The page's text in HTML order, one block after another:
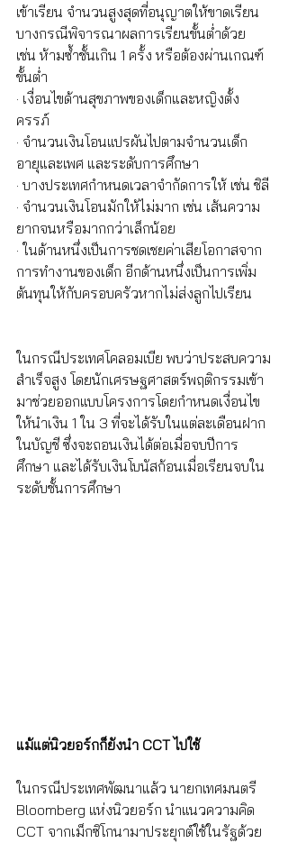
เข้าเรียน จำนวนสูงสุดที่อนุญาตให้ขาดเรียน
บางกรณีพิจารณาผลการเรียนขั้นต่ำด้วย
เช่น ห้ามซ้ำชั้นเกิน 1 ครั้ง หรือต้องผ่านเกณฑ์
ขั้นต่ำ
· เงื่อนไขด้านสุขภาพของเด็กและหญิงตั้ง
ครรภ์
· จำนวนเงินโอนแปรผันไปตามจำนวนเด็ก
อายุและเพศ และระดับการศึกษา
· บางประเทศกำหนดเวลาจำกัดการให้ เช่น ชิลี
· จำนวนเงินโอนมักให้ไม่มาก เช่น เส้นความ
ยากจนหรือมากกว่าเล็กน้อย
· ในด้านหนึ่งเป็นการชดเชยค่าเสียโอกาสจาก
การทำงานของเด็ก อีกด้านหนึ่งเป็นการเพิ่ม
ต้นทุนให้กับครอบครัวหากไม่ส่งลูกไปเรียน
ในกรณีประเทศโคลอมเบีย พบว่าประสบความ
สำเร็จสูง โดยนักเศรษฐศาสตร์พฤติกรรมเข้า
มาช่วยออกแบบโครงการโดยกำหนดเงื่อนไข
ให้นำเงิน 1 ใน 3 ที่จะได้รับในแต่ละเดือนฝาก
ในบัญชี ซึ่งจะถอนเงินได้ต่อเมื่อจบปีการ
ศึกษา และได้รับเงินโบนัสก้อนเมื่อเรียนจบใน
ระดับชั้นการศึกษา
แม้แต่นิวยอร์กก็ยังนำ CCT ไปใช้
ในกรณีประเทศพัฒนาแล้ว นายกเทศมนตรี
Bloomberg แห่งนิวยอร์ก นำแนวความคิด
CCT จากเม็กซิโกนามาประยุกต์ใช้ในรัฐด้วย